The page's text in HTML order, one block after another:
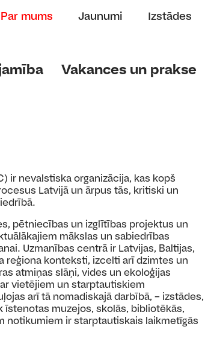
Par mums Jaunumi Izstādes
Vakances un prakse
ir nevalstiska organizācija, kas kopš
Latvijā un ārpus tās, kritiski un
pētniecības un izglītības projektus un
mākslas un sabiedrības
Uzmanības centrā ir Latvijas, Baltijas,
reģiona konteksti, izcelti arī dzimtes un
atmiņas slāņi, vides un ekoloģijas
vietējiem un starptautiskiem
arī tā nomadiskajā darbībā, – izstādes,
muzejos, skolās, bibliotēkās,
notikumiem ir starptautiskais laikmetīgās